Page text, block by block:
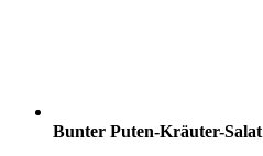
Bunter Puten-Kräuter-Salat